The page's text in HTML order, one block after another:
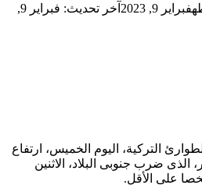
فبراير 9, 2023
آخر تحديث: فبراير 9,
التركية، اليوم الخميس، ارتفاع
الذى ضرب جنوبى البلاد، الاثنين